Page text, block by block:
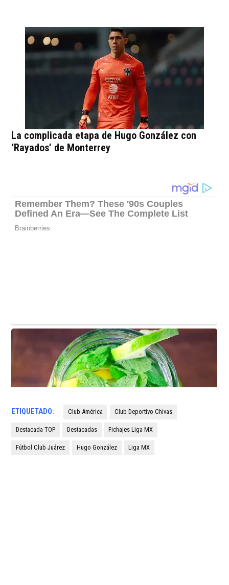
La complicada etapa de Hugo González con
‘Rayados’ de Monterrey